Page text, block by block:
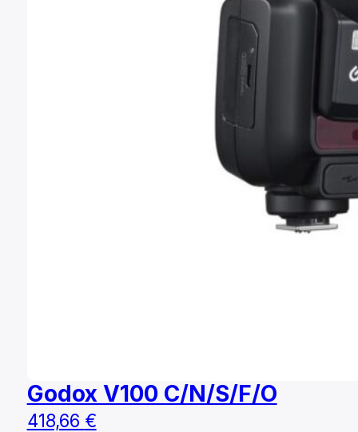
Godox V100 C/N/S/F/O
418,66 €